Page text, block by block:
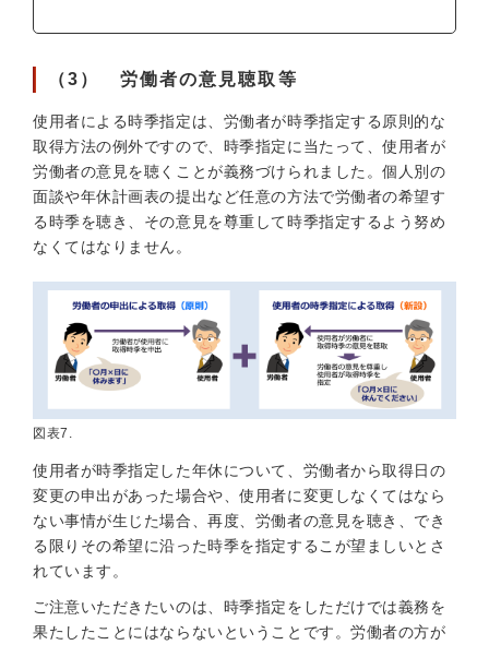
（3） 労働者の意見聴取等
使用者による時季指定は、労働者が時季指定する原則的な
取得方法の例外ですので、時季指定に当たって、使用者が
労働者の意見を聴くことが義務づけられました。個人別の
面談や年休計画表の提出など任意の方法で労働者の希望す
る時季を聴き、その意見を尊重して時季指定するよう努め
なくてはなりません。
図表7.
使用者が時季指定した年休について、労働者から取得日の
変更の申出があった場合や、使用者に変更しなくてはなら
ない事情が生じた場合、再度、労働者の意見を聴き、でき
る限りその希望に沿った時季を指定するこが望ましいとさ
れています。
ご注意いただきたいのは、時季指定をしただけでは義務を
果たしたことにはならないということです。労働者の方が